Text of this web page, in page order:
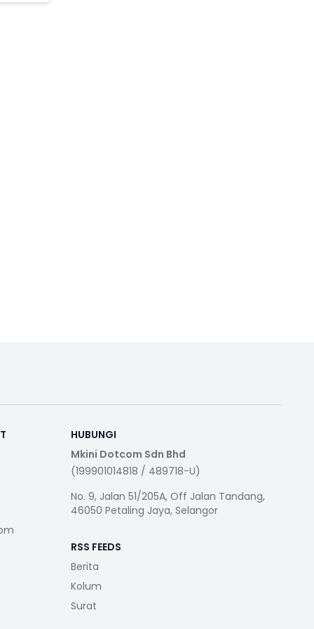
HUBUNGI
Mkini Dotcom Sdn Bhd
(199901014818 / 489718-U)
No. 9, Jalan 51/205A, Off Jalan Tandang,
46050 Petaling Jaya, Selangor
RSS FEEDS
Berita
Kolum
Surat